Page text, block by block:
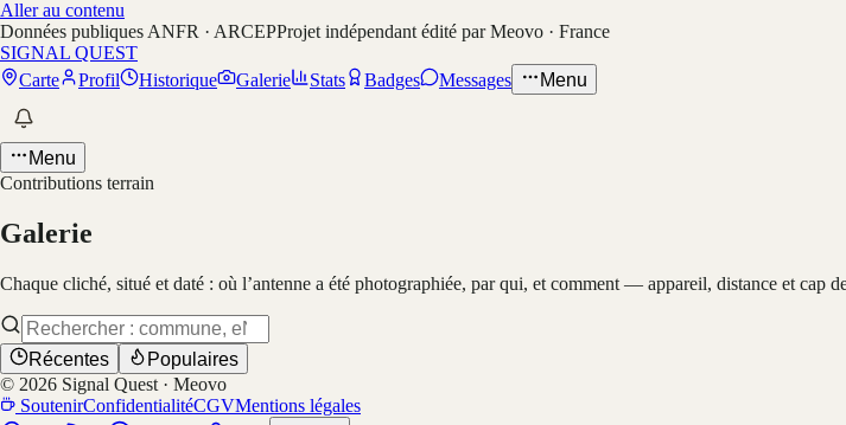
Aller au contenu
Données publiques ANFR · ARCEPProjet indépendant édité par Meovo · France
SIGNAL QUEST
Carte
Profil Historique Galerie Stats Badges Messages Menu
Menu
Contributions terrain
Galerie
Chaque cliché, situé et daté : où l’antenne a été photographiée, par qui, et comment — appareil, distance et cap
Récentes
Populaires
© 2026 Signal Quest · Meovo
SoutenirConfidentialitéCGVMentions légales